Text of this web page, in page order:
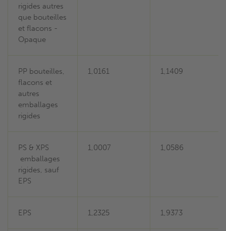
rigides autres
que bouteilles
et flacons -
Opaque
PP bouteilles,
flacons et
autres
emballages
rigides
1,0161 1,1409
PS & XPS
emballages
rigides, sauf
EPS
1,0007 1,0586
EPS 1,2325 1,9373